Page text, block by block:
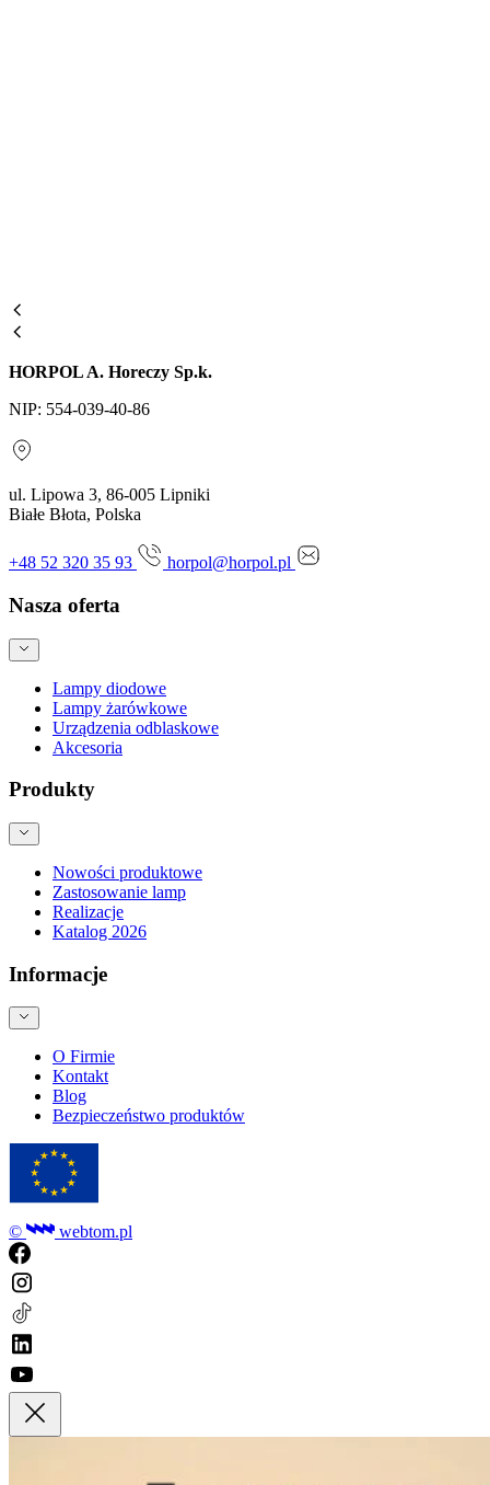
HORPOL A. Horeczy Sp.k.
NIP: 554-039-40-86
ul. Lipowa 3, 86-005 Lipniki
Białe Błota, Polska
+48 52 320 35 93 horpol@horpol.pl
Nasza oferta
Lampy diodowe
Lampy żarówkowe
Urządzenia odblaskowe
Akcesoria
Produkty
Nowości produktowe
Zastosowanie lamp
Realizacje
Katalog 2026
Informacje
O Firmie
Kontakt
Blog
Bezpieczeństwo produktów
© webtom.pl